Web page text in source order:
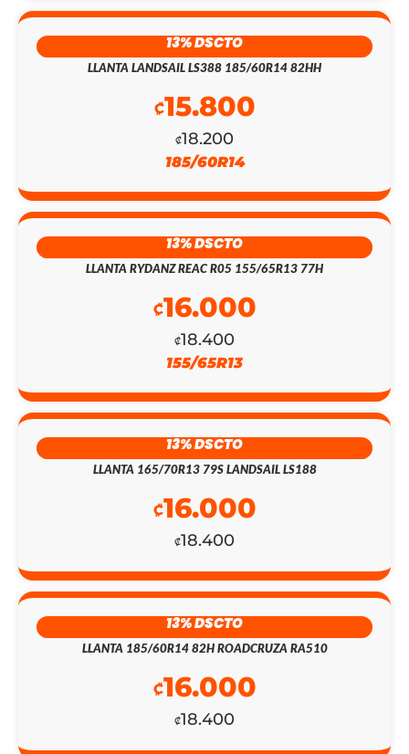
13% DSCTO
LLANTA LANDSAIL LS388 185/60R14 82HH
₡18.200
₡15.800
185/60R14
13% DSCTO
LLANTA RYDANZ REAC R05 155/65R13 77H
₡18.400
₡16.000
155/65R13
13% DSCTO
LLANTA 165/70R13 79S LANDSAIL LS188
₡18.400
₡16.000
13% DSCTO
LLANTA 185/60R14 82H ROADCRUZA RA510
₡18.400
₡16.000
₡143.800.
₡125.000.